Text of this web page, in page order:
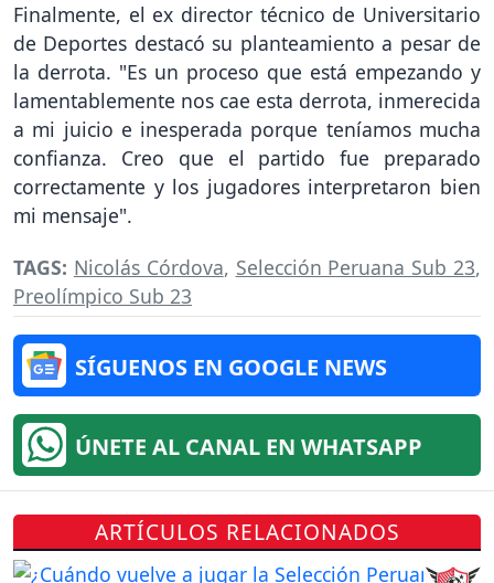
Finalmente, el ex director técnico de Universitario
de Deportes destacó su planteamiento a pesar de
la derrota. "Es un proceso que está empezando y
lamentablemente nos cae esta derrota, inmerecida
a mi juicio e inesperada porque teníamos mucha
confianza. Creo que el partido fue preparado
correctamente y los jugadores interpretaron bien
mi mensaje".
TAGS: Nicolás Córdova, Selección Peruana Sub 23,
Preolímpico Sub 23
SÍGUENOS EN GOOGLE NEWS
ÚNETE AL CANAL EN WHATSAPP
ARTÍCULOS RELACIONADOS